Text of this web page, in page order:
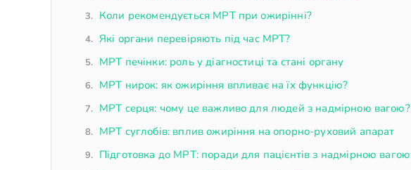
Коли рекомендується МРТ при ожирінні?
Які органи перевіряють під час МРТ?
МРТ печінки: роль у діагностиці та стані органу
МРТ нирок: як ожиріння впливає на їх функцію?
МРТ серця: чому це важливо для людей з надмірною вагою?
МРТ суглобів: вплив ожиріння на опорно-руховий апарат
Підготовка до МРТ: поради для пацієнтів з надмірною вагою